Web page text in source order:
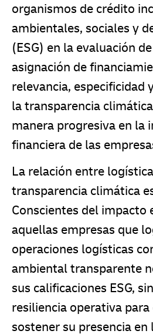
organismos de crédito
ambientales, sociales y
(ESG) en la evaluación
asignación de
relevancia, especificidad
la transparencia
manera progresiva en la
financiera de las
La relación entre
transparencia climática
Conscientes del impacto
aquellas empresas que
operaciones logísticas
ambiental transparente
sus calificaciones ESG,
resiliencia operativa
sostener su presencia en